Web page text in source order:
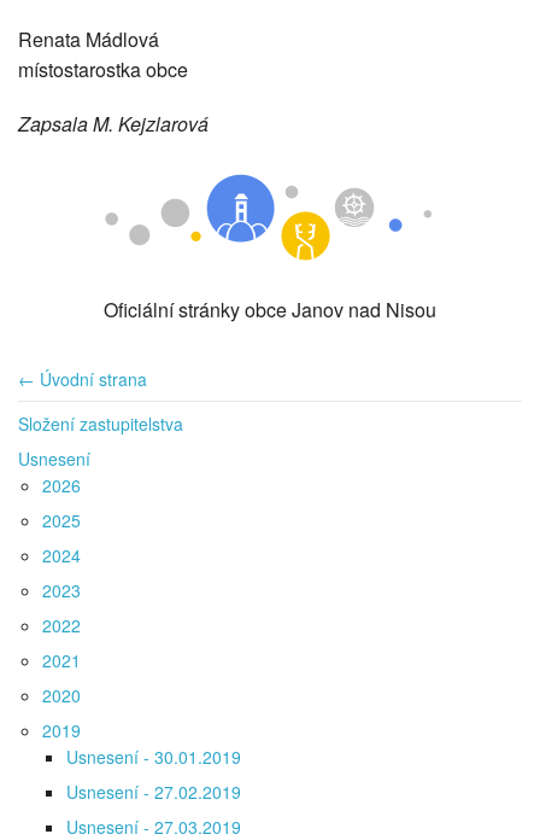
Renata Mádlová
místostarostka obce
Zapsala M. Kejzlarová
Oficiální stránky obce Janov nad Nisou
← Úvodní strana
Složení zastupitelstva
Usnesení
2026
2025
2024
2023
2022
2021
2020
2019
Usnesení - 30.01.2019
Usnesení - 27.02.2019
Usnesení - 27.03.2019